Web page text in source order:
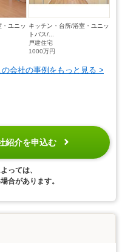
・ユニッ キッチン・台所/浴室・ユニッ
トバス/...
戸建住宅
1000万円
の会社の事例をもっと見る >
紹介を申込む
っては、
合があります。